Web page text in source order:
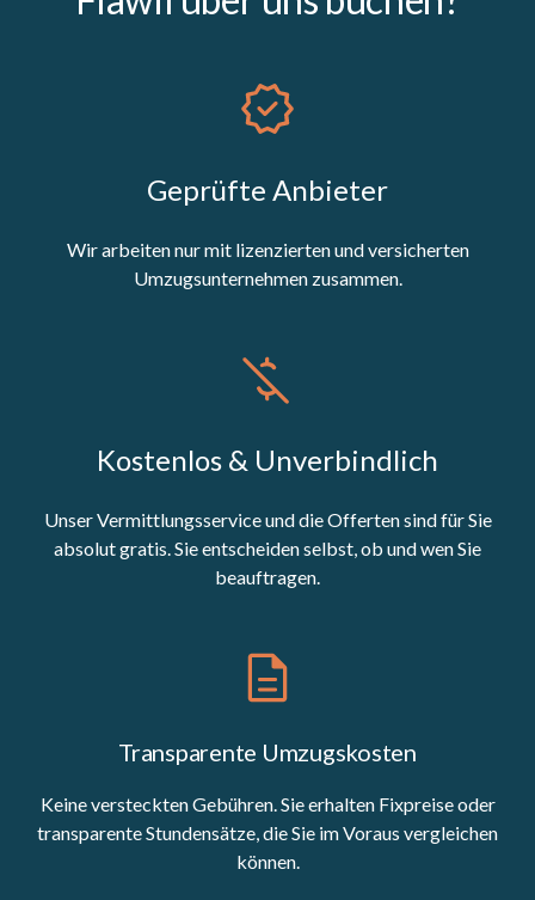
Geprüfte Anbieter
Wir arbeiten nur mit lizenzierten und versicherten
Umzugsunternehmen zusammen.
Kostenlos & Unverbindlich
Unser Vermittlungsservice und die Offerten sind für Sie
absolut gratis. Sie entscheiden selbst, ob und wen Sie
beauftragen.
Transparente Umzugskosten
Keine versteckten Gebühren. Sie erhalten Fixpreise oder
transparente Stundensätze, die Sie im Voraus vergleichen
können.